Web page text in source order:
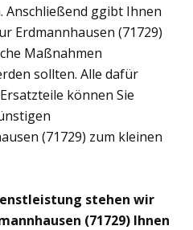
Anschließend ggibt Ihnen
Erdmannhausen (71729)
Maßnahmen
sollten. Alle dafür
können Sie
(71729) zum kleinen
stehen wir
(71729) Ihnen